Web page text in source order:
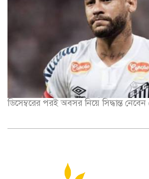
ডিসেম্বরের পরই অবসর নিয়ে সিদ্ধান্ত